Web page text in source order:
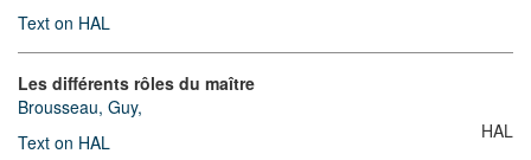
Text on HAL
Les différents rôles du maître
Brousseau, Guy,
Text on HAL
HAL